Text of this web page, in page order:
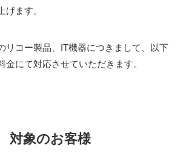
げます。
リコー製品、IT機器につきまして、以下
金にて対応させていただきます。
対象のお客様